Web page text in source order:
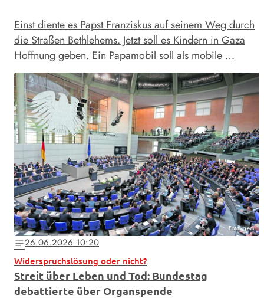
Einst diente es Papst Franziskus auf seinem Weg durch
die Straßen Bethlehems. Jetzt soll es Kindern in Gaza
Hoffnung geben. Ein Papamobil soll als mobile …
Foto: gem
notes26.06.2026 10:20
Widerspruchslösung oder nicht?
Streit über Leben und Tod: Bundestag
debattierte über Organspende